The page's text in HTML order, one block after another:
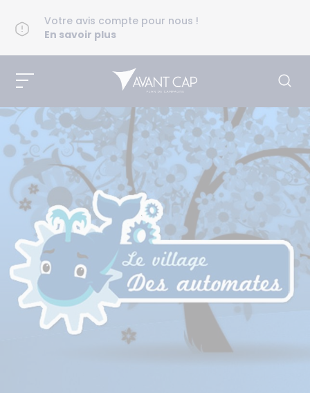
Votre avis compte pour nous !
En savoir plus